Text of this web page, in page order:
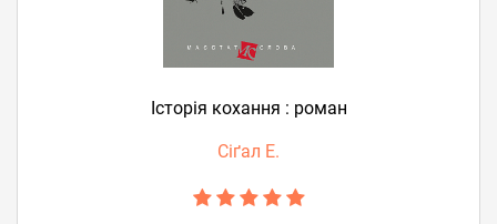
Історія кохання : роман
Сіґал Е.